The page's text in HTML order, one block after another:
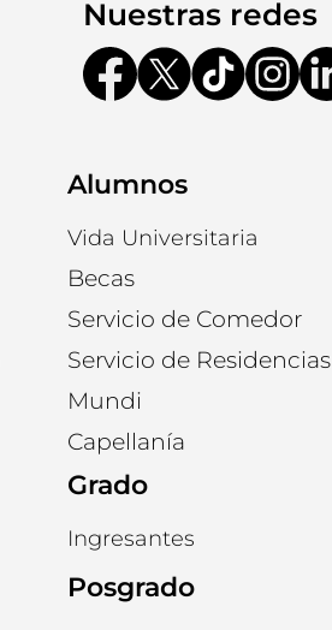
Nuestras redes
Alumnos
Vida Universitaria
Becas
Servicio de Comedor
Servicio de Residencias
Mundi
Capellanía
Grado
Ingresantes
Posgrado